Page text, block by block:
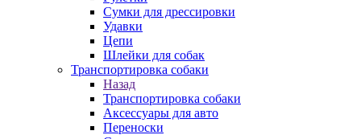
Сумки для дрессировки
Удавки
Цепи
Шлейки для собак
Транспортировка собаки
Назад
Транспортировка собаки
Аксессуары для авто
Переноски